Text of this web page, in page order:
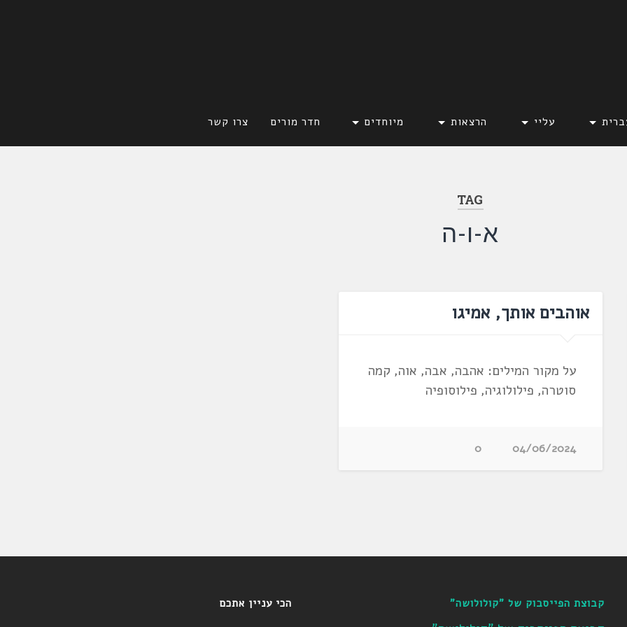
עליי הרצאות מיוחדים חדר מורים צרו קשר
TAG
א-ו-ה
אוהבים אותך, אמיגו
על מקור המילים: אהבה, אבה, אוה, קמה
סוטרה, פילולוגיה, פילוסופיה
04/06/2024
0
קבוצת הפייסבוק של "קולולושה" הכי עניין אתכם